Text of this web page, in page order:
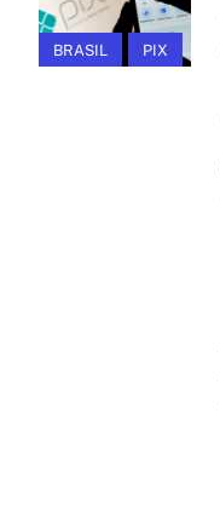
BRASIL PIX